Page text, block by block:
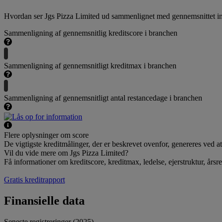
Hvordan ser Jgs Pizza Limited ud sammenlignet med gennemsnittet
Sammenligning af gennemsnitlig kreditscore i branchen
Sammenligning af gennemsnitligt kreditmax i branchen
Sammenligning af gennemsnitligt antal restancedage i branchen
Flere oplysninger om score
De vigtigste kreditmålinger, der er beskrevet ovenfor, genereres ved
Vil du vide mere om Jgs Pizza Limited?
Få informationer om kreditscore, kreditmax, ledelse, ejerstruktur,
Gratis kreditrapport
Finansielle data